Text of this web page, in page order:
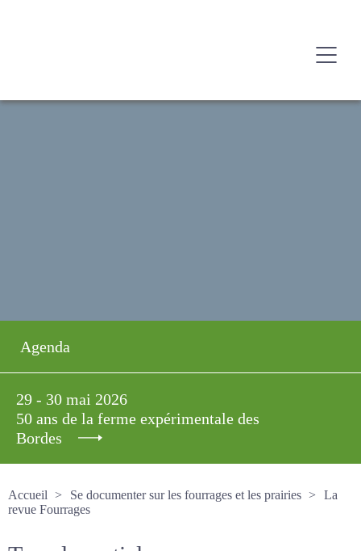
Agenda
29 - 30 mai 2026
50 ans de la ferme expérimentale des
Bordes
Accueil
Se documenter sur les fourrages et les prairies
La revue Fourrages